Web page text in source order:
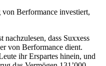
von Berformance investiert,
nachzulesen, dass Suxxess
von Berformance dient.
ihr Erspartes hinein, und